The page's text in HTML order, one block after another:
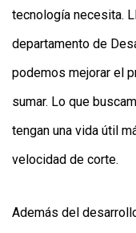
tecnología necesita.
departamento de
podemos mejorar el
sumar. Lo que
tengan una vida útil
velocidad de corte.
Además del